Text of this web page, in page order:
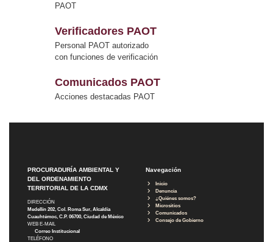
PAOT
Verificadores PAOT
Personal PAOT autorizado
con funciones de verificación
Comunicados PAOT
Acciones destacadas PAOT
PROCURADURÍA AMBIENTAL Y
DEL ORDENAMIENTO
TERRITORIAL DE LA CDMX
DIRECCIÓN
Medellín 202, Col. Roma Sur, Alcaldía
Cuauhtémoc, C.P. 06700, Ciudad de México
WEB E-MAIL
Correo Institucional
TELÉFONO
Navegación
Inicio
Denuncia
¿Quiénes somos?
Micrositios
Comunicados
Consejo de Gobierno